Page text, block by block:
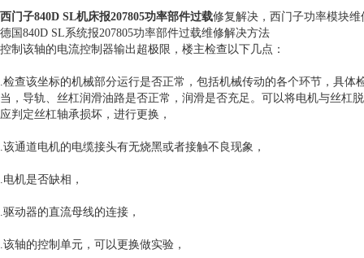
西门子840D SL机床报207805功率部件过载修复解决，西门子功率模块
德国840D SL系统报207805功率部件过载维修解决方法
控制该轴的电流控制器输出超极限，楼主检查以下几点：
.检查该坐标的机械部分运行是否正常，包括机械传动的各个环节，具
当，导轨、丝杠润滑油路是否正常，润滑是否充足。可以将电机与丝杠
应判定丝杠轴承损坏，进行更换，
.该通道电机的电缆接头有无烧黑或者接触不良现象，
.电机是否缺相，
.驱动器的直流母线的连接，
.该轴的控制单元，可以更换做实验，